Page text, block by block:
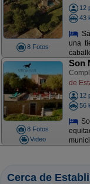
8 Fotos
12
43
una
8 Fotos
Video
Son
de
12
56
Cerca de